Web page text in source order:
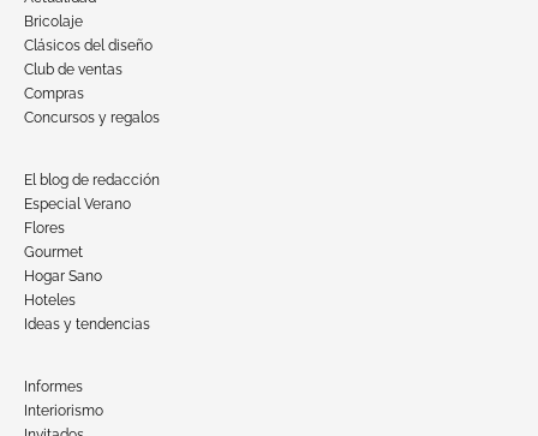
Bricolaje
Clásicos del diseño
Club de ventas
Compras
Concursos y regalos
El blog de redacción
Especial Verano
Flores
Gourmet
Hogar Sano
Hoteles
Ideas y tendencias
Informes
Interiorismo